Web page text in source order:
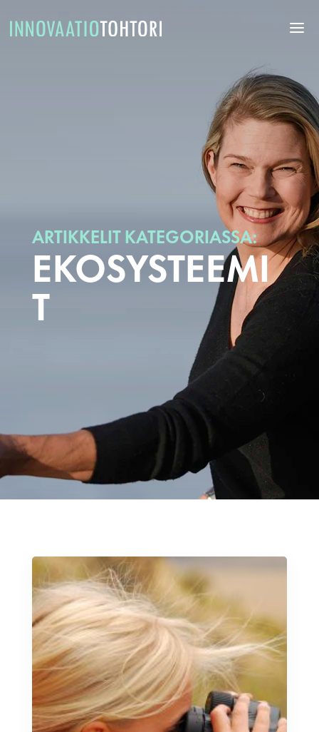
ARTIKKELIT KATEGORIASSA:
EKOSYSTEEMI
T